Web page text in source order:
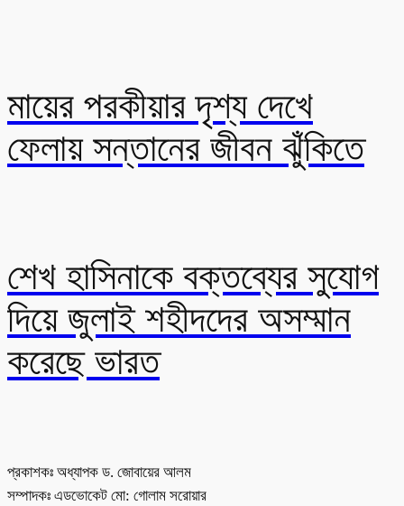
মায়ের পরকীয়ার দৃশ্য দেখে
ফেলায় সন্তানের জীবন ঝুঁকিতে
শেখ হাসিনাকে বক্তব্যের সুযোগ
দিয়ে জুলাই শহীদদের অসম্মান
করেছে ভারত
প্রকাশকঃ অধ্যাপক ড. জোবায়ের আলম
সম্পাদকঃ এডভোকেট মো: গোলাম সরোয়ার